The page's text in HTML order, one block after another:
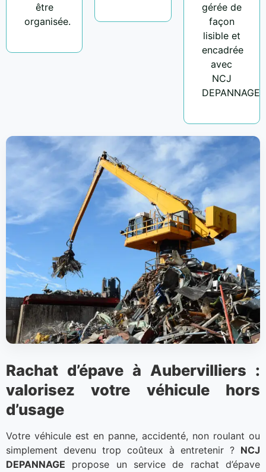
être
organisée.
gérée de
façon
lisible et
encadrée
avec
NCJ
DEPANNAGE.
Rachat d’épave à Aubervilliers :
valorisez votre véhicule hors
d’usage
Votre véhicule est en panne, accidenté, non roulant ou
simplement devenu trop coûteux à entretenir ? NCJ
DEPANNAGE propose un service de rachat d’épave